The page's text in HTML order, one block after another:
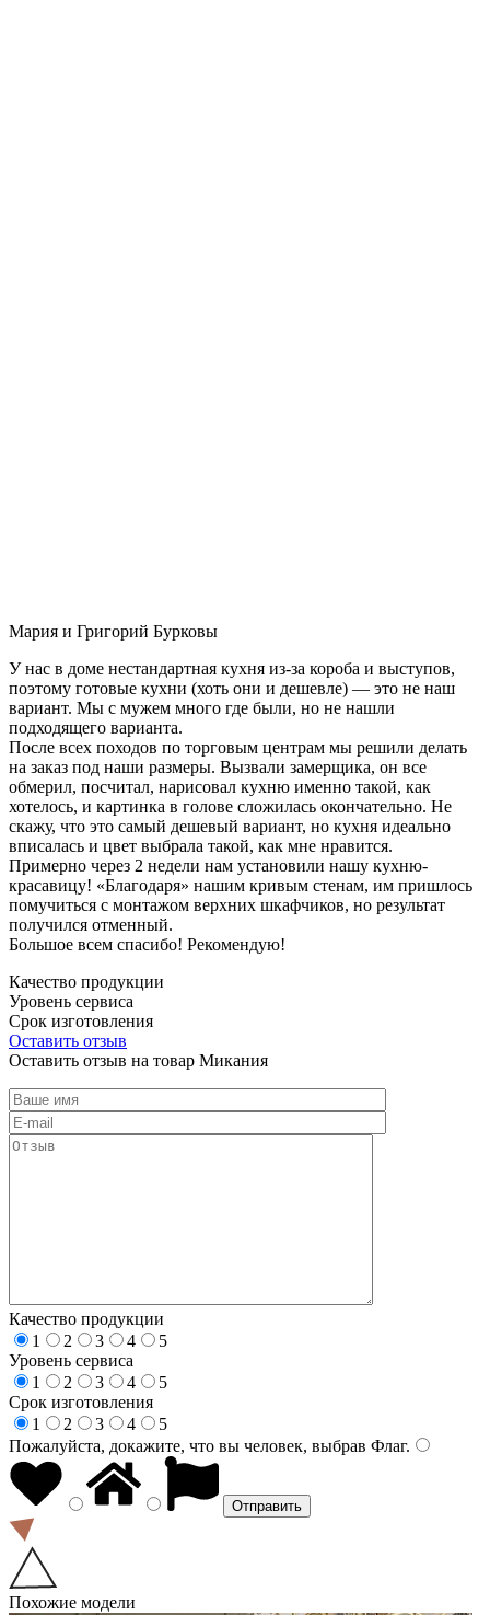
Мария и Григорий Бурковы
У нас в доме нестандартная кухня из-за короба и выступов,
поэтому готовые кухни (хоть они и дешевле) — это не наш
вариант. Мы с мужем много где были, но не нашли
подходящего варианта.
После всех походов по торговым центрам мы решили делать
на заказ под наши размеры. Вызвали замерщика, он все
обмерил, посчитал, нарисовал кухню именно такой, как
хотелось, и картинка в голове сложилась окончательно. Не
скажу, что это самый дешевый вариант, но кухня идеально
вписалась и цвет выбрала такой, как мне нравится.
Примерно через 2 недели нам установили нашу кухню-
красавицу! «Благодаря» нашим кривым стенам, им пришлось
помучиться с монтажом верхних шкафчиков, но результат
получился отменный.
Большое всем спасибо! Рекомендую!
Качество продукции
Уровень сервиса
Срок изготовления
Оставить отзыв
Оставить отзыв на товар Микания
Качество продукции
1
2 3 4
5
Уровень сервиса
1
2 3 4
5
Срок изготовления
1
2 3 4
5
Пожалуйста, докажите, что вы человек, выбрав Флаг.
Похожие модели